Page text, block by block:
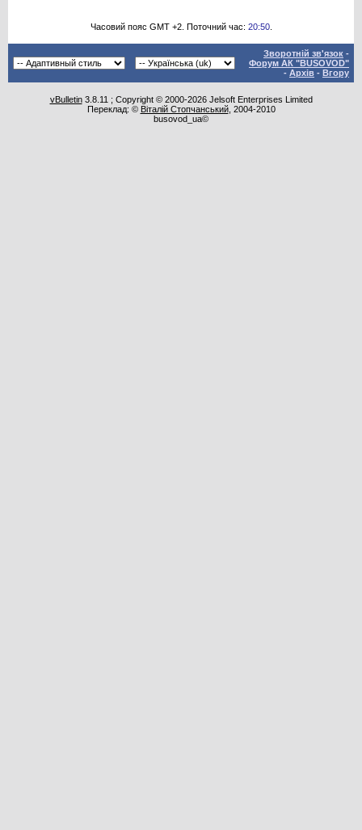
Часовий пояс GMT +2. Поточний час: 20:50.
Зворотній зв'язок -
Форум АК "BUSOVOD"
- Архів - Вгору
vBulletin3.8.11 ; Copyright © 2000-2026 Jelsoft Enterprises Limited
Переклад: © Віталій Стопчанський, 2004-2010
busovod_ua©